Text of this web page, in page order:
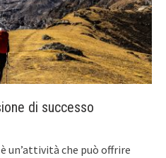
di successo
un’attività che può offrire